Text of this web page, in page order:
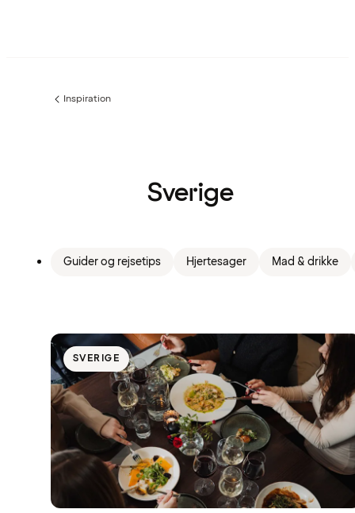
Forrige
Inspiration
Sverige
Guider og rejsetips Hjertesager Mad & drikke
SVERIGE